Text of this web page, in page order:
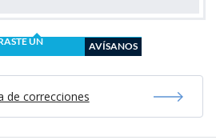
UN
AVÍSANOS
de correcciones